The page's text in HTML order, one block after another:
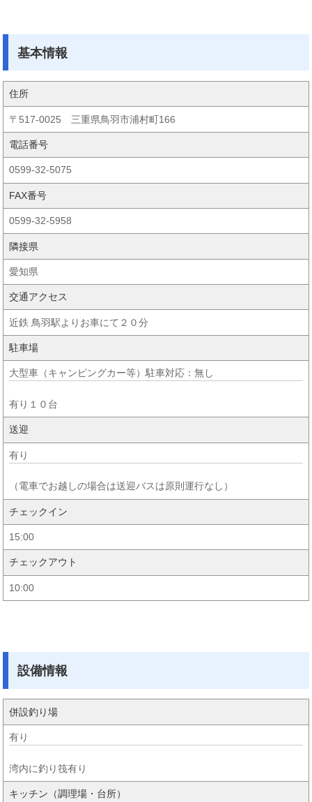
基本情報
住所
〒517-0025 三重県鳥羽市浦村町166
電話番号
0599-32-5075
FAX番号
0599-32-5958
隣接県
愛知県
交通アクセス
近鉄 鳥羽駅よりお車にて２０分
駐車場
大型車（キャンピングカー等）駐車対応：無し
有り１０台
送迎
有り
（電車でお越しの場合は送迎バスは原則運行なし）
チェックイン
15:00
チェックアウト
10:00
設備情報
併設釣り場
有り
湾内に釣り筏有り
キッチン（調理場・台所）